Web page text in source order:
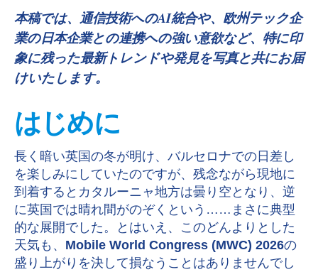
本稿では、通信技術へのAI統合や、欧州テック企
業の日本企業との連携への強い意欲など、特に印
象に残った最新トレンドや発見を写真と共にお届
けいたします。
はじめに
長く暗い英国の冬が明け、バルセロナでの日差し
を楽しみにしていたのですが、残念ながら現地に
到着するとカタルーニャ地方は曇り空となり、逆
に英国では晴れ間がのぞくという …… まさに典型
的な展開でした。とはいえ、このどんよりとした
天気も、 Mobile World Congress (MWC) 2026の
盛り上がりを決して損なうことはありませんでし